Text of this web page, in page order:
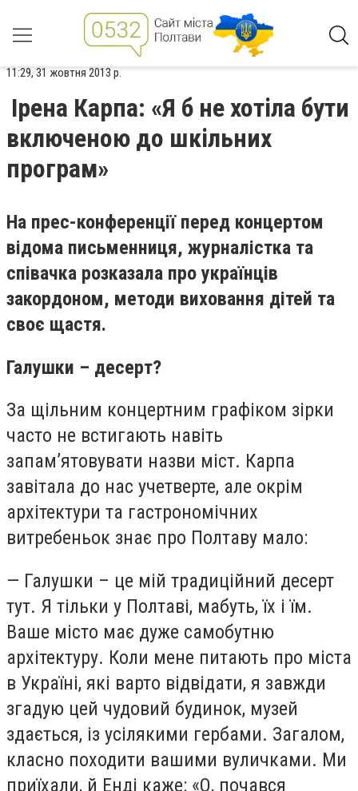
11:29, 31 жовтня 2013 р.
Ірена Карпа: «Я б не хотіла бути
включеною до шкільних
програм»
На прес-конференції перед концертом
відома письменниця, журналістка та
співачка розказала про українців
закордоном, методи виховання дітей та
своє щастя.
Галушки – десерт?
За щільним концертним графіком зірки
часто не встигають навіть
запам’ятовувати назви міст. Карпа
завітала до нас учетверте, але окрім
архітектури та гастрономічних
витребеньок знає про Полтаву мало:
— Галушки – це мій традиційний десерт
тут. Я тільки у Полтаві, мабуть, їх і їм.
Ваше місто має дуже самобутню
архітектуру. Коли мене питають про міста
в Україні, які варто відвідати, я завжди
згадую цей чудовий будинок, музей
здається, із усілякими гербами. Загалом,
класно походити вашими вуличками. Ми
приїхали, й Енді каже: «О, почався